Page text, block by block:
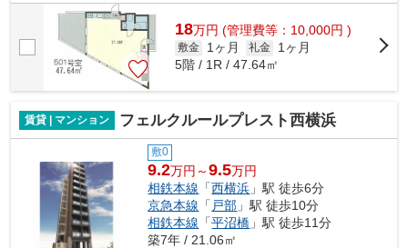
て、自信をもって情報を提供できるマン...
18万円 (管理費等：10,000円 )
敷金 1ヶ月 礼金
1ヶ月
5階 / 1R / 47.64㎡
賃貸 | マンション フェルクルールプレスト西横浜
敷0
9.2万円～9.5万円
相鉄本線 「西横浜 」駅 徒歩6分
京急本線 「 戸部 」駅 徒歩10分
相鉄本線 「平沼橋 」駅 徒歩11分
築7年 / 21.06㎡